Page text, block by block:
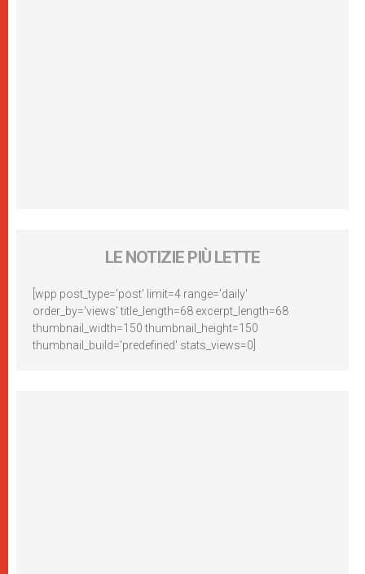
LE NOTIZIE PIÙ LETTE
[wpp post_type='post' limit=4 range='daily'
order_by='views' title_length=68 excerpt_length=68
thumbnail_width=150 thumbnail_height=150
thumbnail_build='predefined' stats_views=0]